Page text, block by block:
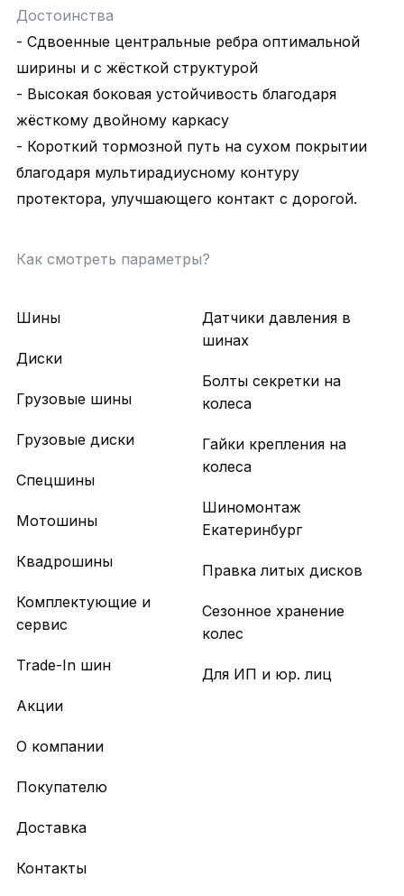
Достоинства
- Сдвоенные центральные ребра оптимальной
ширины и с жёсткой структурой
- Высокая боковая устойчивость благодаря
жёсткому двойному каркасу
- Короткий тормозной путь на сухом покрытии
благодаря мультирадиусному контуру
протектора, улучшающего контакт с дорогой.
Как смотреть параметры?
Шины
Диски
Грузовые шины
Грузовые диски
Спецшины
Мотошины
Квадрошины
Комплектующие и
сервис
Trade-In шин
Акции
Датчики давления в
шинах
Болты секретки на
колеса
Гайки крепления на
колеса
Шиномонтаж
Екатеринбург
Правка литых дисков
Сезонное хранение
колес
Для ИП и юр. лиц
О компании
Покупателю
Доставка
Контакты